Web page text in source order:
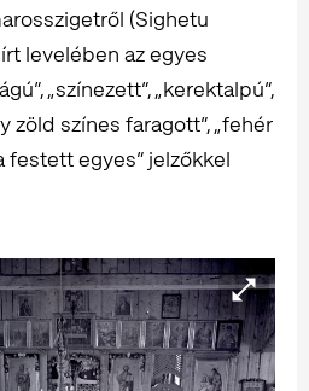
(Sighetu
levelében az egyes
„színezett”, „kerektalpú”,
zöld színes faragott”, „fehér
festett egyes” jelzőkkel